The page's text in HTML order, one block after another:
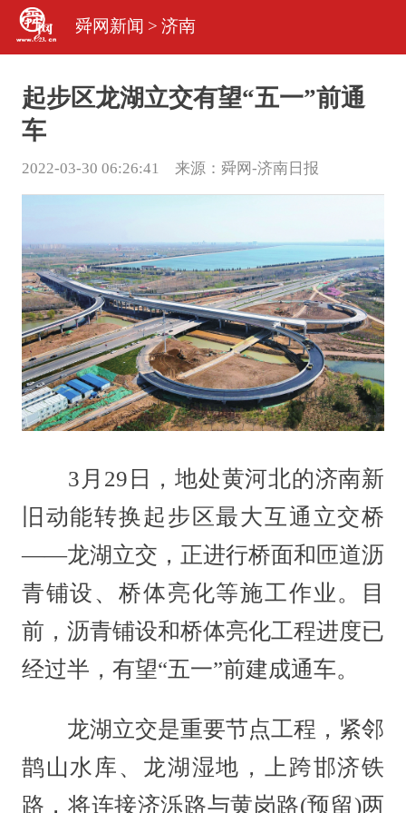
舜网新闻 > 济南
起步区龙湖立交有望“五一”前通
车
2022-03-30 06:26:41 来源： 舜网-济南日报
3月29日，地处黄河北的济南新
旧动能转换起步区最大互通立交桥
——龙湖立交，正进行桥面和匝道沥
青铺设、桥体亮化等施工作业。目
前，沥青铺设和桥体亮化工程进度已
经过半，有望“五一”前建成通车。
龙湖立交是重要节点工程，紧邻
鹊山水库、龙湖湿地，上跨邯济铁
路，将连接济泺路与黄岗路(预留)两